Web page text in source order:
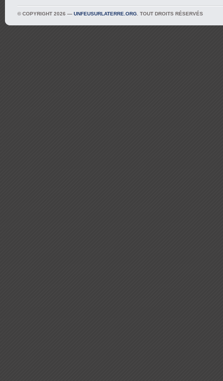
© COPYRIGHT 2026 — UNFEUSURLATERRE.ORG . TOUT DROITS RÉSERVÉS